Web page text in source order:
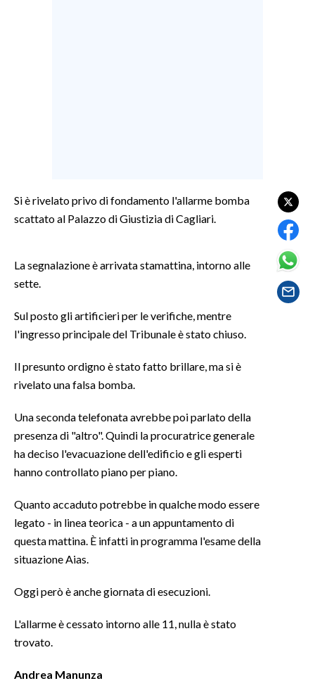
VOLLEY
ALTRI SPORT
CULTURA
GOSSIP
SALUTE
NOTIZIE
EVENTI
#CARAUNIONE
3 MINUTI CON
INSULARITÀ
ABBONATI
Si è rivelato privo di fondamento l'allarme bomba
scattato al Palazzo di Giustizia di Cagliari.
La segnalazione è arrivata stamattina, intorno alle
sette.
Sul posto gli artificieri per le verifiche, mentre
l'ingresso principale del Tribunale è stato chiuso.
Il presunto ordigno è stato fatto brillare, ma si è
rivelato una falsa bomba.
Una seconda telefonata avrebbe poi parlato della
presenza di "altro". Quindi la procuratrice generale
ha deciso l'evacuazione dell'edificio e gli esperti
hanno controllato piano per piano.
Quanto accaduto potrebbe in qualche modo essere
legato - in linea teorica - a un appuntamento di
questa mattina. È infatti in programma l'esame della
situazione Aias.
Oggi però è anche giornata di esecuzioni.
L'allarme è cessato intorno alle 11, nulla è stato
trovato.
Andrea Manunza